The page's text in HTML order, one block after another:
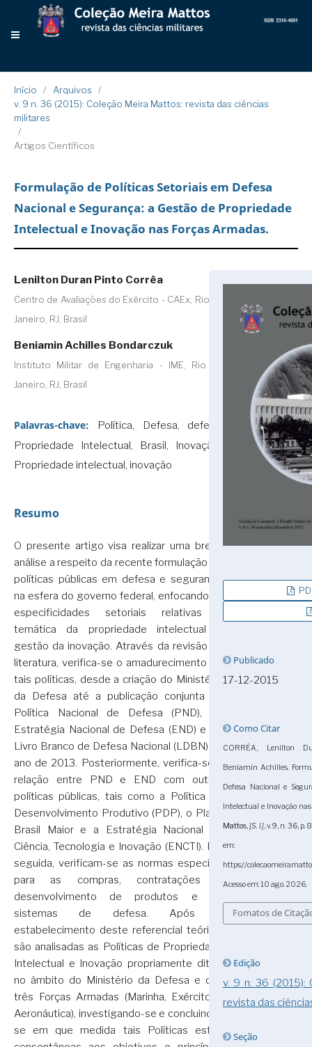
Início / Arquivos
/
v. 9 n. 36 (2015): Coleção Meira Mattos: revista das ciências
militares
/
Artigos Científicos
Formulação de Políticas Setoriais em Defesa
Nacional e Segurança: a Gestão de Propriedade
Intelectual e Inovação nas Forças Armadas.
Lenilton Duran Pinto Corrêa
Centro de Avaliações do Exército - CAEx, Rio de
Janeiro, RJ, Brasil
Beniamin Achilles Bondarczuk
Instituto Militar de Engenharia - IME, Rio de
Janeiro, RJ, Brasil
Palavras-chave:
Política, Defesa, defesa,
Propriedade Intelectual, Brasil, Inovação.,
Propriedade intelectual, inovação
Resumo
O presente artigo visa realizar uma breve
análise a respeito da recente formulação de
políticas públicas em defesa e segurança,
na esfera do governo federal, enfocando as
especificidades setoriais relativas à
temática da propriedade intelectual e
gestão da inovação. Através da revisão da
literatura, verifica-se o amadurecimento de
tais políticas, desde a criação do Ministério
da Defesa até a publicação conjunta da
Política Nacional de Defesa (PND), da
Estratégia Nacional de Defesa (END) e do
Livro Branco de Defesa Nacional (LDBN) no
ano de 2013. Posteriormente, verifica-se a
relação entre PND e END com outras
políticas públicas, tais como a Política de
Desenvolvimento Produtivo (PDP), o Plano
Brasil Maior e a Estratégia Nacional de
Ciência, Tecnologia e Inovação (ENCTI). Em
seguida, verificam-se as normas especiais
para as compras, contratações e
desenvolvimento de produtos e de
sistemas de defesa. Após o
estabelecimento deste referencial teórico,
são analisadas as Políticas de Propriedade
Intelectual e Inovação propriamente ditas,
no âmbito do Ministério da Defesa e das
três Forças Armadas (Marinha, Exército e
Aeronáutica), investigando-se e concluindo-
se em que medida tais Políticas estão
Publicado
17-12-2015
Como Citar
CORRÊA, Lenilton
Beniamin Achilles.
Defesa Nacional e
Intelectual e Inovação
Mattos,[S. l.], v. 9, n. 36,
em:
https://
Acesso em: 10 ago. 2026.
Fomatos de
Edição
v. 9 n. 36 (2015):
revista das
Seção